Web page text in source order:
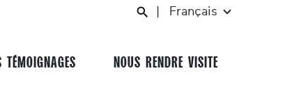
Français
TÉMOIGNAGES NOUS RENDRE VISITE